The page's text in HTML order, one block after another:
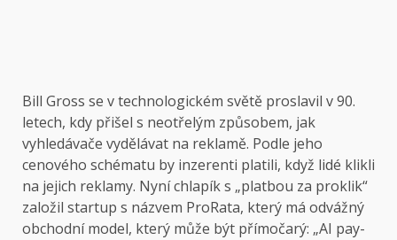
Bill Gross se v technologickém světě proslavil v 90.
letech, kdy přišel s neotřelým způsobem, jak
vyhledávače vydělávat na reklamě. Podle jeho
cenového schématu by inzerenti platili, když lidé klikli
na jejich reklamy. Nyní chlapík s „platbou za proklik“
založil startup s názvem ProRata, který má odvážný
obchodní model, který může být přímočarý: „AI pay-